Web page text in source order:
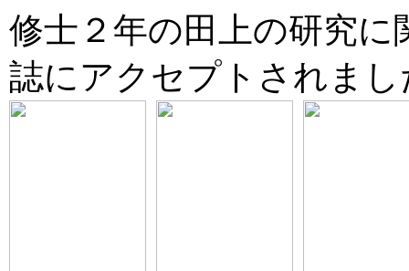
修士２年の田上の研究に
誌にアクセプトされま